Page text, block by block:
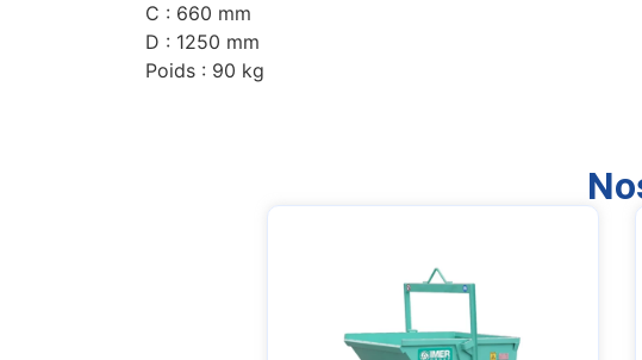
C : 660 mm
D : 1250 mm
Poids : 90 kg